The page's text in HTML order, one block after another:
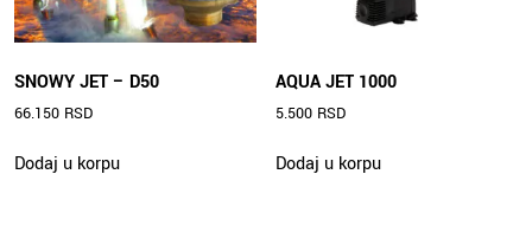
SNOWY JET – D50
66.150 RSD
Dodaj u korpu
AQUA JET 1000
5.500 RSD
Dodaj u korpu